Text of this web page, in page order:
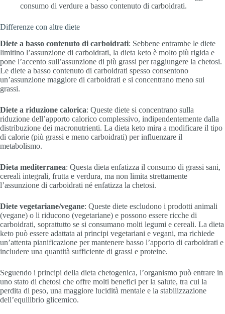
consumo di verdure a basso contenuto di carboidrati.
Differenze con altre diete
Diete a basso contenuto di carboidrati: Sebbene entrambe le diete
limitino l’assunzione di carboidrati, la dieta keto è molto più rigida e
pone l’accento sull’assunzione di più grassi per raggiungere la chetosi.
Le diete a basso contenuto di carboidrati spesso consentono
un’assunzione maggiore di carboidrati e si concentrano meno sui
grassi.
Diete a riduzione calorica: Queste diete si concentrano sulla
riduzione dell’apporto calorico complessivo, indipendentemente dalla
distribuzione dei macronutrienti. La dieta keto mira a modificare il tipo
di calorie (più grassi e meno carboidrati) per influenzare il
metabolismo.
Dieta mediterranea: Questa dieta enfatizza il consumo di grassi sani,
cereali integrali, frutta e verdura, ma non limita strettamente
l’assunzione di carboidrati né enfatizza la chetosi.
Diete vegetariane/vegane: Queste diete escludono i prodotti animali
(vegane) o li riducono (vegetariane) e possono essere ricche di
carboidrati, soprattutto se si consumano molti legumi e cereali. La dieta
keto può essere adattata ai principi vegetariani e vegani, ma richiede
un’attenta pianificazione per mantenere basso l’apporto di carboidrati e
includere una quantità sufficiente di grassi e proteine.
Seguendo i principi della dieta chetogenica, l’organismo può entrare in
uno stato di chetosi che offre molti benefici per la salute, tra cui la
perdita di peso, una maggiore lucidità mentale e la stabilizzazione
dell’equilibrio glicemico.